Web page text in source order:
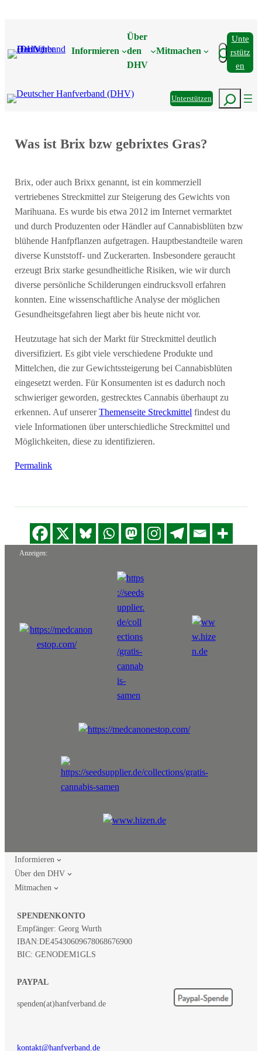
Informieren
Über
den
DHV
Mitmachen Suchen
Unte
Rstütz
En
UnterstützenSuchen
Was ist Brix bzw gebrixtes Gras?
Brix, oder auch Brixx genannt, ist ein kommerziell
vertriebenes Streckmittel zur Steigerung des Gewichts von
Marihuana. Es wurde bis etwa 2012 im Internet vermarktet
und durch Produzenten oder Händler auf Cannabisblüten bzw
blühende Hanfpflanzen aufgetragen. Hauptbestandteile waren
diverse Kunststoff- und Zuckerarten. Insbesondere geraucht
erzeugt Brix starke gesundheitliche Risiken, wie wir durch
diverse persönliche Schilderungen eindrucksvoll erfahren
konnten. Eine wissenschaftliche Analyse der möglichen
Gesundheitsgefahren liegt aber bis heute nicht vor.
Heutzutage hat sich der Markt für Streckmittel deutlich
diversifiziert. Es gibt viele verschiedene Produkte und
Mittelchen, die zur Gewichtssteigerung bei Cannabisblüten
eingesetzt werden. Für Konsumenten ist es dadurch noch
schwieriger geworden, gestrecktes Cannabis überhaupt zu
erkennen. Auf unsererThemenseite Streckmittel findest du
viele Informationen über unterschiedliche Streckmittel und
Möglichkeiten, diese zu identifizieren.
Permalink
Anzeigen:
Informieren
Über den DHV
Mitmachen
SPENDENKONTO
Empfänger: Georg Wurth
IBAN:DE45430609678068676900
BIC: GENODEM1GLS
PAYPAL
spenden(at)hanfverband.de
kontakt@hanfverband.de